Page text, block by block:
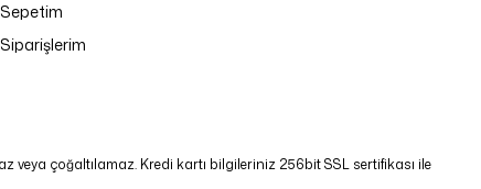
Sepetim
Siparişlerim
çoğaltılamaz. Kredi kartı bilgileriniz 256bit SSL sertifikası ile